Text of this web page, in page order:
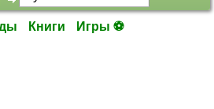
Книги Игры ⚽